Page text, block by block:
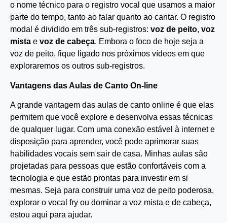
o nome técnico para o registro vocal que usamos a maior
parte do tempo, tanto ao falar quanto ao cantar. O registro
modal é dividido em três sub-registros: voz de peito, voz
mista e voz de cabeça. Embora o foco de hoje seja a
voz de peito, fique ligado nos próximos vídeos em que
exploraremos os outros sub-registros.
Vantagens das Aulas de Canto On-line
A grande vantagem das aulas de canto online é que elas
permitem que você explore e desenvolva essas técnicas
de qualquer lugar. Com uma conexão estável à internet e
disposição para aprender, você pode aprimorar suas
habilidades vocais sem sair de casa. Minhas aulas são
projetadas para pessoas que estão confortáveis com a
tecnologia e que estão prontas para investir em si
mesmas. Seja para construir uma voz de peito poderosa,
explorar o vocal fry ou dominar a voz mista e de cabeça,
estou aqui para ajudar.